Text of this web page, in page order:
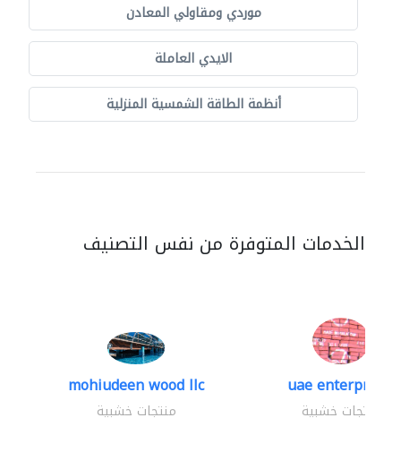
موردي ومقاولي المعادن
الايدي العاملة
أنظمة الطاقة الشمسية المنزلية
الخدمات المتوفرة من نفس التصنيف
mohiudeen wood llc
منتجات خشبية
uae enterprises
منتجات خشبية